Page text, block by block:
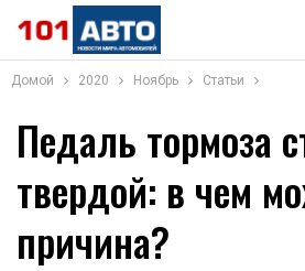
Домой 2020 Ноябрь Статьи
Педаль тормоза
твердой: в чем
причина?